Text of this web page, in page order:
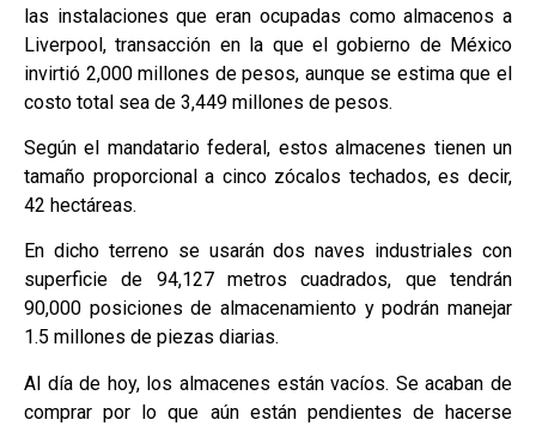
las instalaciones que eran ocupadas como almacenos a
Liverpool, transacción en la que el gobierno de México
invirtió 2,000 millones de pesos, aunque se estima que el
costo total sea de 3,449 millones de pesos.
Según el mandatario federal, estos almacenes tienen un
tamaño proporcional a cinco zócalos techados, es decir,
42 hectáreas.
En dicho terreno se usarán dos naves industriales con
superficie de 94,127 metros cuadrados, que tendrán
90,000 posiciones de almacenamiento y podrán manejar
1.5 millones de piezas diarias.
Al día de hoy, los almacenes están vacíos. Se acaban de
comprar por lo que aún están pendientes de hacerse